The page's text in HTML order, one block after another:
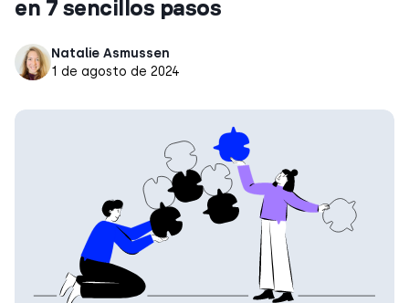
en 7 sencillos pasos
Natalie Asmussen
1 de agosto de 2024